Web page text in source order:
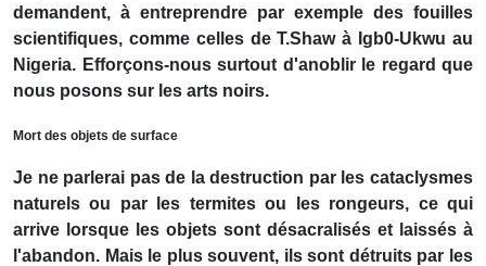
demandent, à entreprendre par exemple des fouilles
scientifiques, comme celles de T.Shaw à Igb0-Ukwu au
Nigeria. Efforçons-nous surtout d'anoblir le regard que
nous posons sur les arts noirs.
Mort des objets de surface
Je ne parlerai pas de la destruction par les cataclysmes
naturels ou par les termites ou les rongeurs, ce qui
arrive lorsque les objets sont désacralisés et laissés à
l'abandon. Mais le plus souvent, ils sont détruits par les